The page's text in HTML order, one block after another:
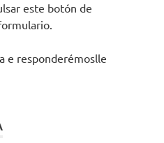
este botón de
e responderémoslle